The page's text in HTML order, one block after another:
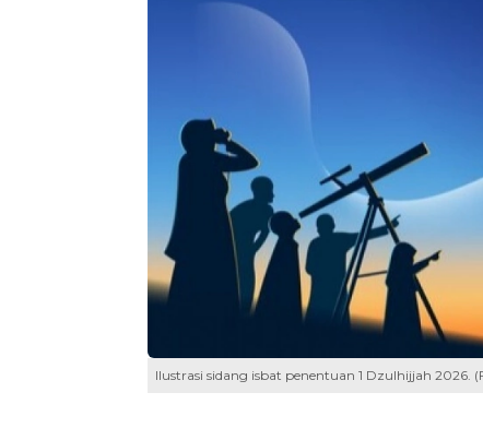
Ilustrasi sidang isbat penentuan 1 Dzulhijjah 2026.